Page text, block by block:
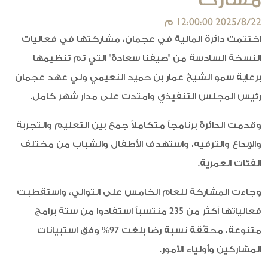
22‏‏/8‏‏/2025 12:00:00 م
اختتمت دائرة المالية في عجمان، مشاركتها في فعاليات
النسخة السادسة من "صيفنا سعادة" التي تم تنظيمها
برعاية سمو الشيخ عمار بن حميد النعيمي ولي عهد عجمان
رئيس المجلس التنفيذي وامتدت على مدار شهر كامل.
وقدمت الدائرة برنامجاً متكاملاً جمع بين التعليم والتجربة
والإبداع والترفيه، واستهدف الأطفال والشباب من مختلف
الفئات العمرية.
وجاءت المشاركة للعام الخامس على التوالي، واستقطبت
فعالياتها أكثر من 235 منتسباً استفادوا من ستة برامج
متنوعة، محقِّقة نسبة رضا بلغت 97% وفق استبيانات
المشاركين وأولياء الأمور.